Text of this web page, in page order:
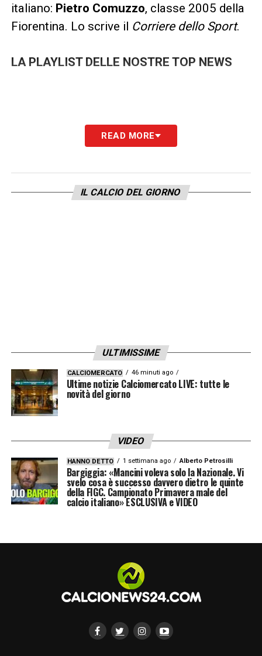
italiano: Pietro Comuzzo, classe 2005 della
Fiorentina. Lo scrive il Corriere dello Sport.
LA PLAYLIST DELLE NOSTRE TOP NEWS
READ MORE
IL CALCIO DEL GIORNO
ULTIMISSIME
CALCIOMERCATO 46 minuti ago
Ultime notizie Calciomercato LIVE: tutte le
novità del giorno
VIDEO
HANNO DETTO 1 settimana ago Alberto Petrosilli
Bargiggia: «Mancini voleva solo la Nazionale. Vi
svelo cosa è successo davvero dietro le quinte
della FIGC. Campionato Primavera male del
calcio italiano» ESCLUSIVA e VIDEO